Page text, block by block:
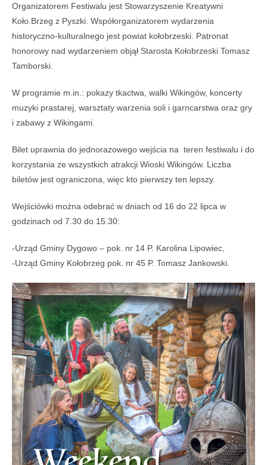
Organizatorem Festiwalu jest Stowarzyszenie Kreatywni
Koło.Brzeg z Pyszki. Współorganizatorem wydarzenia
historyczno-kulturalnego jest powiat kołobrzeski. Patronat
honorowy nad wydarzeniem objął Starosta Kołobrzeski Tomasz
Tamborski.
W programie m.in.: pokazy tkactwa, walki Wikingów, koncerty
muzyki prastarej, warsztaty warzenia soli i garncarstwa oraz gry
i zabawy z Wikingami.
Bilet uprawnia do jednorazowego wejścia na teren festiwalu i do
korzystania ze wszystkich atrakcji Wioski Wikingów. Liczba
biletów jest ograniczona, więc kto pierwszy ten lepszy.
Wejściówki można odebrać w dniach od 16 do 22 lipca w
godzinach od 7.30 do 15.30:
-Urząd Gminy Dygowo – pok. nr 14 P. Karolina Lipowiec,
-Urząd Gminy Kołobrzeg pok. nr 45 P. Tomasz Jankowski.